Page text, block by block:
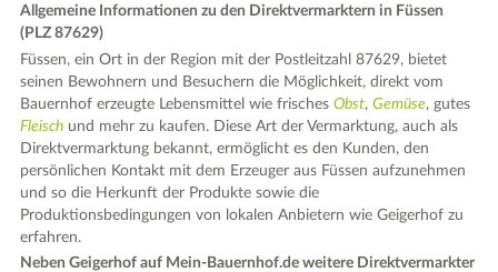
Allgemeine Informationen zu den Direktvermarktern in Füssen
(PLZ 87629)
Füssen, ein Ort in der Region mit der Postleitzahl 87629, bietet
seinen Bewohnern und Besuchern die Möglichkeit, direkt vom
Bauernhof erzeugte Lebensmittel wie frischesObst,Gemüse, gutes
Fleisch und mehr zu kaufen. Diese Art der Vermarktung, auch als
Direktvermarktung bekannt, ermöglicht es den Kunden, den
persönlichen Kontakt mit dem Erzeuger aus Füssen aufzunehmen
und so die Herkunft der Produkte sowie die
Produktionsbedingungen von lokalen Anbietern wie Geigerhof zu
erfahren.
Neben Geigerhof auf Mein-Bauernhof.de weitere Direktvermarkter